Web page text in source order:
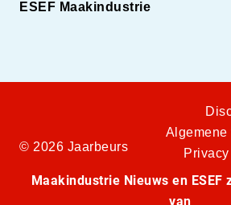
ESEF Maakindustrie
© 2026 Jaarbeurs
Algemene
Maakindustrie Nieuws en
van